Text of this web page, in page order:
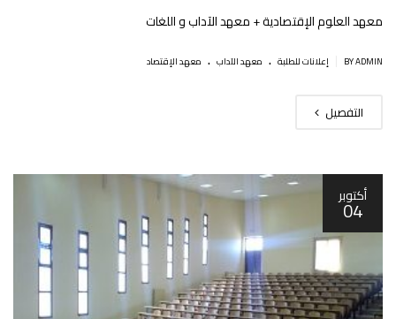
معهد العلوم اﻹقتصادية + معهد الآداب و اللغات
BY ADMIN إعلانات للطلبة . معهد الآداب . معهد الإقتصاد
التفصيل
أكتوبر
04